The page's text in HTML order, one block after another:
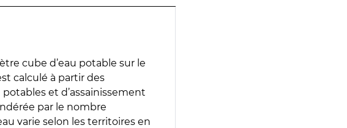
cube d’eau potable sur le
calculé à partir des
et d’assainissement
par le nombre
varie selon les territoires en